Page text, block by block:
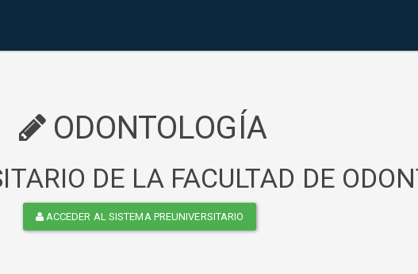
ODONTOLOGÍA
DE LA FACULTAD DE
ACCEDER AL SISTEMA PREUNIVERSITARIO